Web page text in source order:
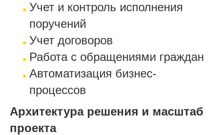
Учет и контроль исполнения
поручений
Учет договоров
Работа с обращениями граждан
Автоматизация бизнес-
процессов
Архитектура решения и масштаб
проекта